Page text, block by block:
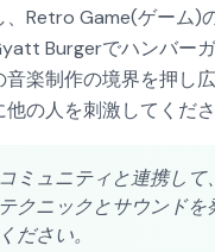
、Retro Game(ゲーム)
Burgerでハンバー
音楽制作の境界を押し
他の人を刺激してくださ
コミュニティと連携して
テクニックとサウンドを
ください。